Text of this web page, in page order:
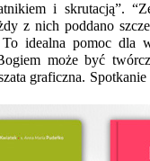
i skrutacją”.
z nich poddano
idealna pomoc dla
może być
graficzna.